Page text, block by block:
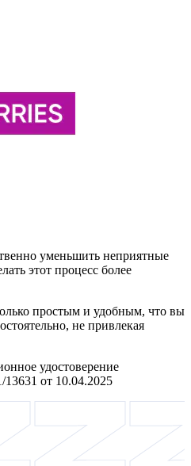
уменьшить неприятные
этот процесс более
простым и удобным, что вы
не привлекая
удостоверение
от 10.04.2025